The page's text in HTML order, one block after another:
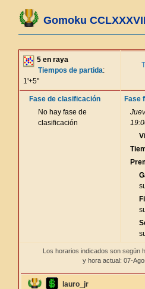
Gomoku
5 en raya
Tiempos de partida:
1'+5"
Fase de clasificación
No hay fase de
clasificación
Fase
Los horarios indicados son según
y hora actual: 07-
lauro_jr